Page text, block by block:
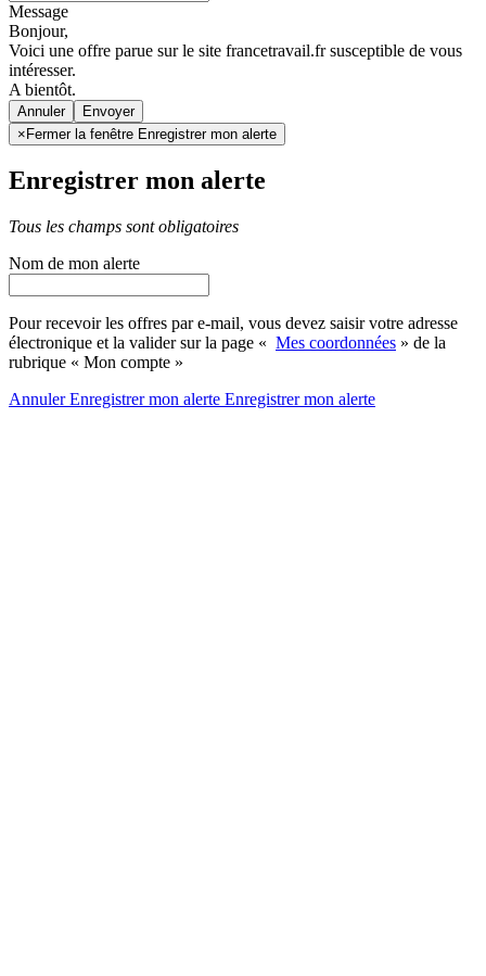
Message
Bonjour,
Voici une offre parue sur le site francetravail.fr susceptible de vous
intéresser.
A bientôt.
Annuler
×Fermer la fenêtre Enregistrer mon alerte
Enregistrer mon alerte
Tous les champs sont obligatoires
Nom de mon alerte
Pour recevoir les offres par e-mail, vous devez saisir votre adresse
électronique et la valider sur la page « Mes coordonnées » de la
rubrique « Mon compte »
AnnulerEnregistrer mon alerte Enregistrermon alerte